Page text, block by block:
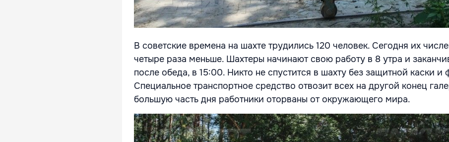
В советские времена на шахте трудились 120 человек. Сегодня их
четыре раза меньше. Шахтеры начинают свою работу в 8 утра и
после обеда, в 15:00. Никто не спустится в шахту без защитной каски и
Специальное транспортное средство отвозит всех на другой конец
большую часть дня работники оторваны от окружающего мира.